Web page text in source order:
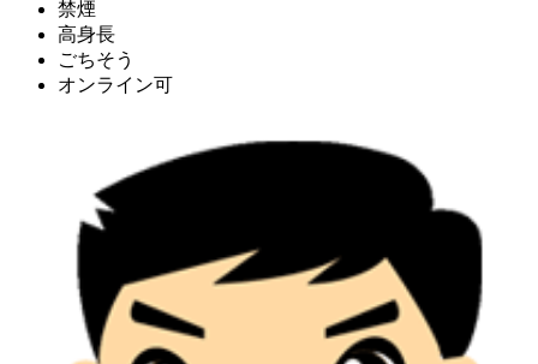
禁煙
高身長
ごちそう
オンライン可